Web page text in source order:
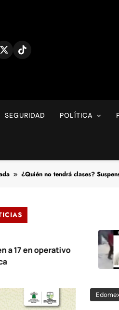
SEGURIDAD POLÍTICA
¿Quién no tendrá clases?